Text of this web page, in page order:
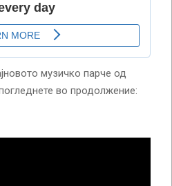
музичко парче од
во продолжение: